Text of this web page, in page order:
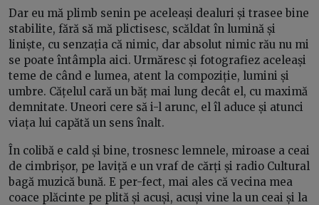
Dar eu mă plimb senin pe aceleași dealuri și trasee bine
stabilite, fără să mă plictisesc, scăldat în lumină și
liniște, cu senzația că nimic, dar absolut nimic rău nu mi
se poate întâmpla aici. Urmăresc și fotografiez aceleași
teme de când e lumea, atent la compoziție, lumini și
umbre. Cățelul cară un băț mai lung decât el, cu maximă
demnitate. Uneori cere să i-l arunc, el îl aduce și atunci
viața lui capătă un sens înalt.
În colibă e cald și bine, trosnesc lemnele, miroase a ceai
de cimbrișor, pe laviță e un vraf de cărți și radio Cultural
bagă muzică bună. E per-fect, mai ales că vecina mea
coace plăcinte pe plită și acuși, acuși vine la un ceai și la